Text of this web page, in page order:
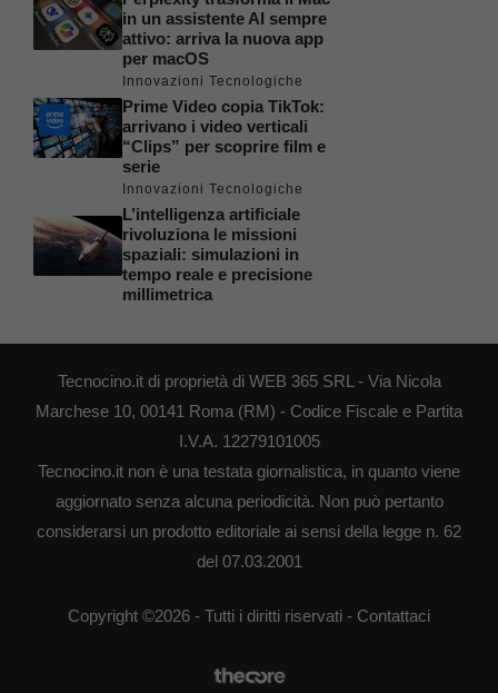
in un assistente AI sempre
attivo: arriva la nuova app
per macOS
Innovazioni Tecnologiche
Prime Video copia TikTok:
arrivano i video verticali
“Clips” per scoprire film e
serie
Innovazioni Tecnologiche
L’intelligenza artificiale
rivoluziona le missioni
spaziali: simulazioni in
tempo reale e precisione
millimetrica
Tecnocino.it di proprietà di WEB 365 SRL - Via Nicola
Marchese 10, 00141 Roma (RM) - Codice Fiscale e Partita
I.V.A. 12279101005
Tecnocino.it non è una testata giornalistica, in quanto viene
aggiornato senza alcuna periodicità. Non può pertanto
considerarsi un prodotto editoriale ai sensi della legge n. 62
del 07.03.2001
Copyright ©2026 - Tutti i diritti riservati - Contattaci